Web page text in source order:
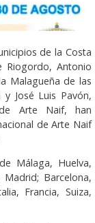
de la Costa
Riogordo, Antonio
Malagueña de las
José Luis Pavón,
Arte Naif, han
de Arte Naif
Málaga, Huelva,
Madrid; Barcelona,
Francia, Suiza,